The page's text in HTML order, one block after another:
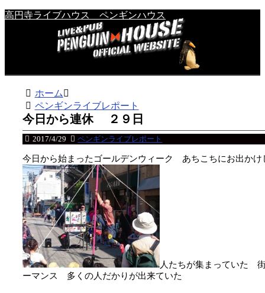
高円寺ライブハウス ペンギンハウス
ホーム
ペンギンライブレポート
今日から連休 ２９日
2017/4/29 ペンギンライブレポート
今日から始まったゴールデンウィーク あちこちにお出かけ
人たちが集まっていた
ーマンス 多くの人だかりが出来ていた